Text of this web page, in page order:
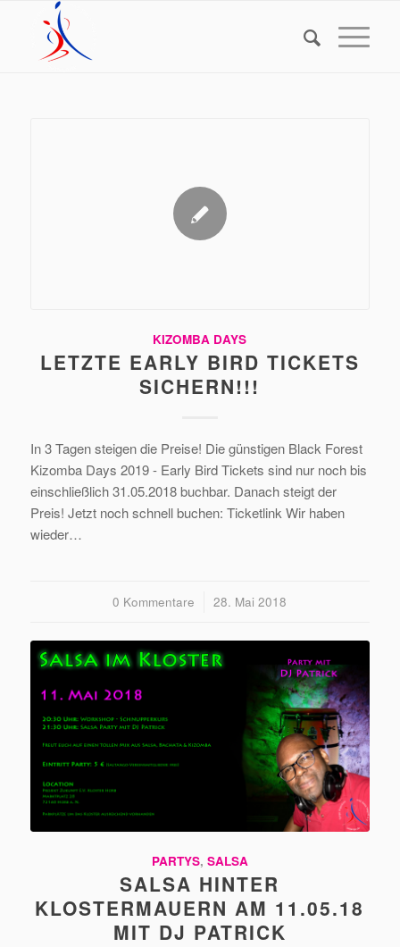
KIZOMBA DAYS
LETZTE EARLY BIRD TICKETS
SICHERN!!!
In 3 Tagen steigen die Preise! Die günstigen Black Forest
Kizomba Days 2019 - Early Bird Tickets sind nur noch bis
einschließlich 31.05.2018 buchbar. Danach steigt der
Preis! Jetzt noch schnell buchen: Ticketlink Wir haben
wieder…
0 Kommentare
/ 28. Mai 2018
PARTYS, SALSA
SALSA HINTER
KLOSTERMAUERN AM 11.05.18
MIT DJ PATRICK